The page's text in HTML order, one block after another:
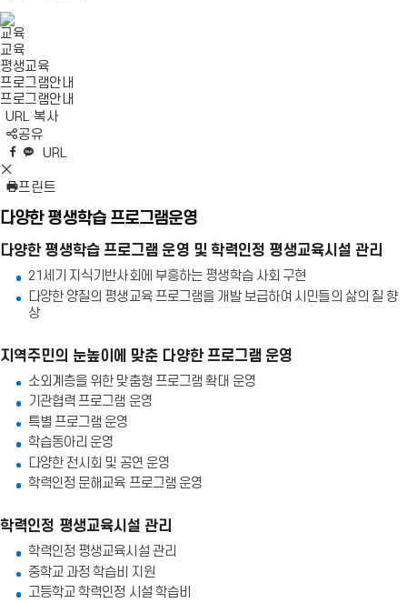
교육
교육
평생교육
프로그램안내
프로그램안내
URL 복사
공유
N
영
펼
기
네
이
버
드
유
엑
스
공
페
스
공
카
오
공
URL
S
N
영
닫
프린트
다양한 평생학습 프로그램운영
다양한 평생학습 프로그램 운영 및 학력인정 평생교육시설 관리
21세기 지식기반사회에 부흥하는 평생학습 사회 구현
다양한 양질의 평생교육 프로그램을 개발 보급하여 시민들의 삶의 질 향
상
지역주민의 눈높이에 맞춘 다양한 프로그램 운영
소외계층을 위한 맞춤형 프로그램 확대 운영
기관협력 프로그램 운영
특별 프로그램 운영
학습동아리 운영
다양한 전시회 및 공연 운영
학력인정 문해교육 프로그램 운영
학력인정 평생교육시설 관리
학력인정 평생교육시설 관리
중학교 과정 학습비 지원
고등학교 학력인정 시설 학습비